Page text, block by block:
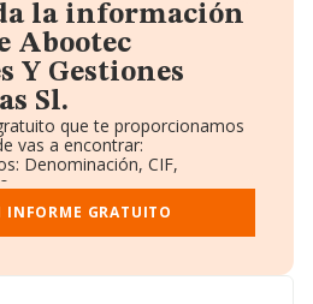
la información
Abootec
Y Gestiones
Sl.
que te proporcionamos
vas a encontrar:
Denominación, CIF,
(BORME).
Ventas y Empleados.
y Administradores.
INFORME GRATUITO